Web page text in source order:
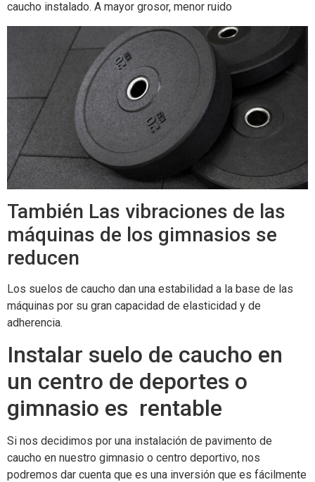
caucho instalado. A mayor grosor, menor ruido
También Las vibraciones de las
máquinas de los gimnasios se
reducen
Los suelos de caucho dan una estabilidad a la base de las
máquinas por su gran capacidad de elasticidad y de
adherencia.
Instalar suelo de caucho en
un centro de deportes o
gimnasio es rentable
Si nos decidimos por una instalación de pavimento de
caucho en nuestro gimnasio o centro deportivo, nos
podremos dar cuenta que es una inversión que es fácilmente